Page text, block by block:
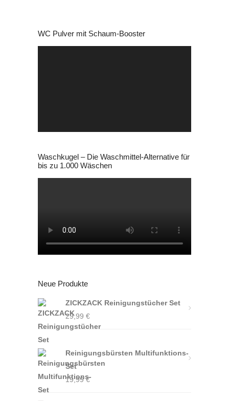
WC Pulver mit Schaum-Booster
Waschkugel – Die Waschmittel-Alternative für
bis zu 1.000 Wäschen
Neue Produkte
ZICKZACK Reinigungstücher Set
29,99 €
Reinigungsbürsten Multifunktions-
Set
19,99€